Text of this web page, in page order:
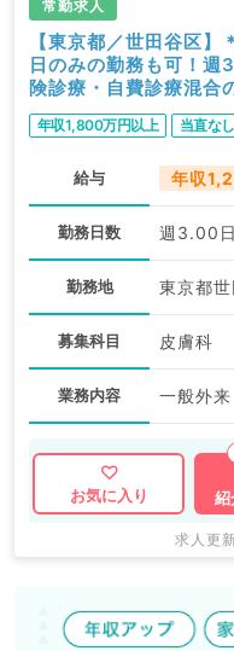
常勤求人
【東京都／世田谷区
日のみの勤務も可！
険診療・自費診療混合
アクセス抜群（皮膚科
年収1,800万円以上 当直なし
給与 年収
勤務日数 週3.00
勤務地 東京都
募集科目 皮膚科
業務内容 一般外来
お気に入り
紹
求人更